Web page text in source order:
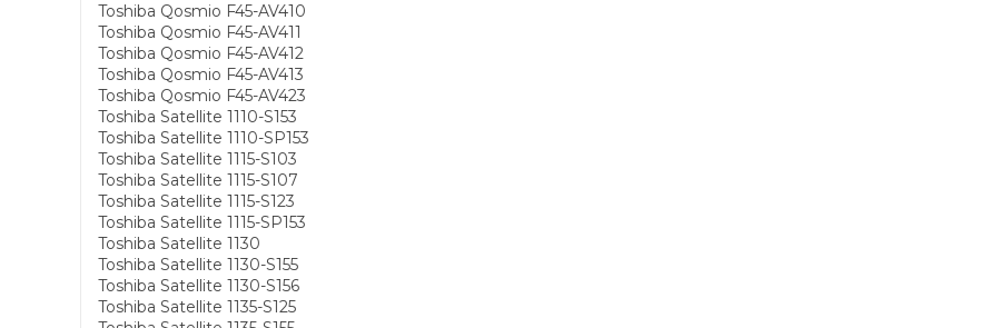
Toshiba Qosmio F45-AV410
Toshiba Qosmio F45-AV411
Toshiba Qosmio F45-AV412
Toshiba Qosmio F45-AV413
Toshiba Qosmio F45-AV423
Toshiba Satellite 1110-S153
Toshiba Satellite 1110-SP153
Toshiba Satellite 1115-S103
Toshiba Satellite 1115-S107
Toshiba Satellite 1115-S123
Toshiba Satellite 1115-SP153
Toshiba Satellite 1130
Toshiba Satellite 1130-S155
Toshiba Satellite 1130-S156
Toshiba Satellite 1135-S125